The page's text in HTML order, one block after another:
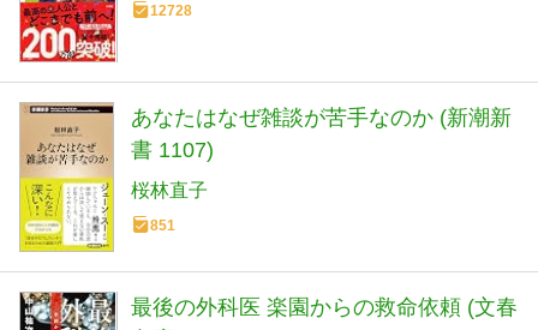
12728
あなたはなぜ雑談が苦手なのか (新潮新
書 1107)
桜林直子
851
最後の外科医 楽園からの救命依頼 (文春